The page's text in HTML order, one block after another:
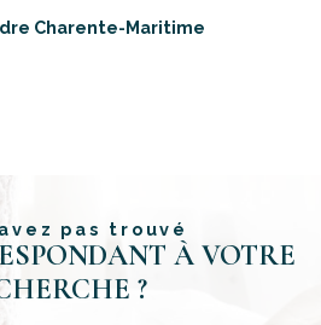
Charente-Maritime
pas trouvé
À VOTRE
?